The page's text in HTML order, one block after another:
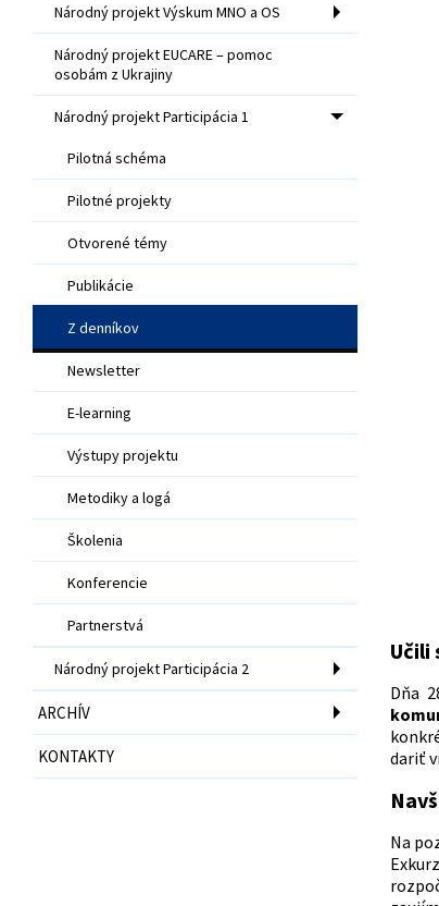
Národný projekt Výskum MNO a OS
Národný projekt EUCARE – pomoc
osobám z Ukrajiny
Národný projekt Participácia 1
Pilotná schéma
Pilotné projekty
Otvorené témy
Publikácie
Z denníkov
Newsletter
E-learning
Výstupy projektu
Metodiky a logá
Školenia
Konferencie
Partnerstvá
Národný projekt Participácia 2
ARCHÍV
KONTAKTY
Učili
Dňa
dariť
Na